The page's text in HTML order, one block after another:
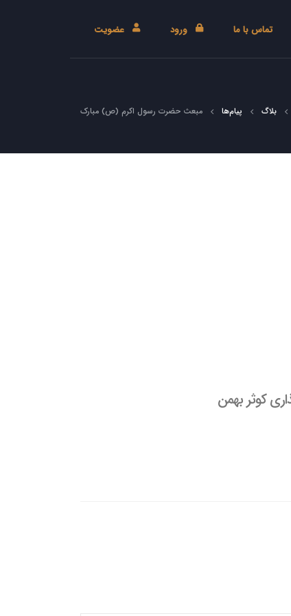
تماس با ما ورود عضویت
بلاگ پیام‌ها مبعث حضرت رسول اکرم (ص) مبارک
کوثر بهمن